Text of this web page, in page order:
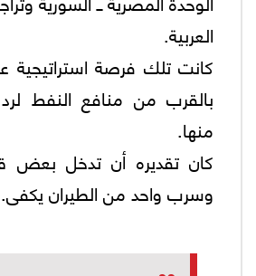
العربية.
كانت تلك فرصة استراتيجية
بالقرب من منافع النفط
منها.
كان تقديره أن تدخل بعض
وسرب واحد من الطيران يكفى.